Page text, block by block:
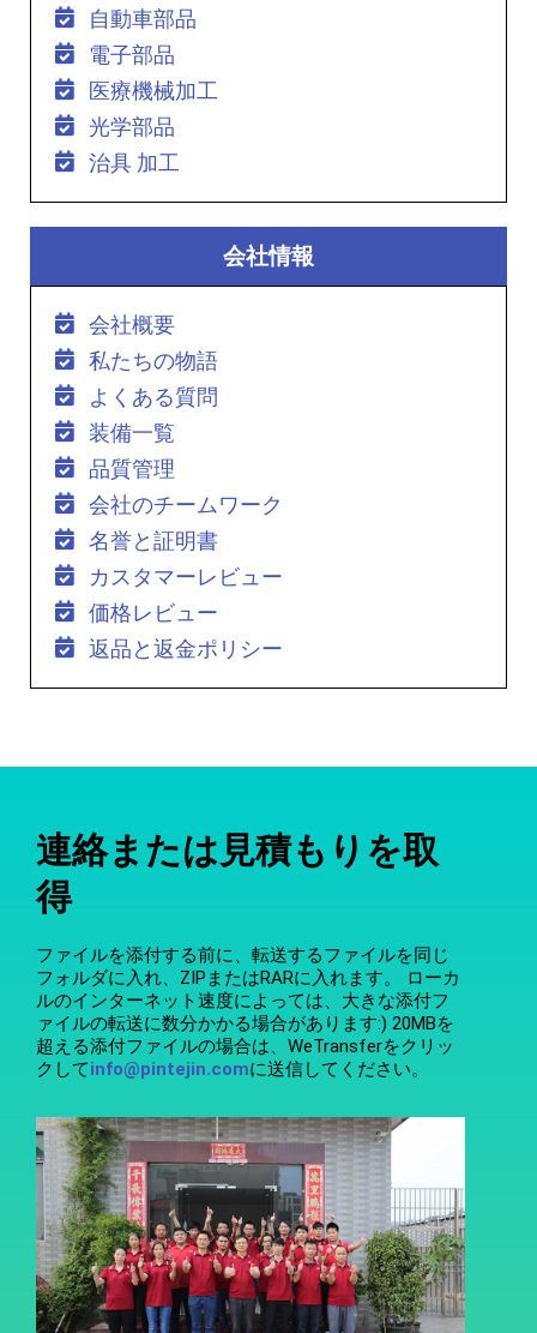
自動車部品
電子部品
医療機械加工
光学部品
治具 加工
会社情報
会社概要
私たちの物語
よくある質問
装備一覧
品質管理
会社のチームワーク
名誉と証明書
カスタマーレビュー
価格レビュー
返品と返金ポリシー
連絡または見積もりを取
得
ファイルを添付する前に、転送するファイルを同じ
フォルダに入れ、ZIPまたはRARに入れます。 ローカ
ルのインターネット速度によっては、大きな添付フ
ァイルの転送に数分かかる場合があります:) 20MBを
超える添付ファイルの場合は、WeTransferをクリッ
クしてinfo@pintejin.comに送信してください。